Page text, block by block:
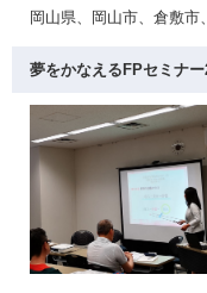
岡山県、岡山市、倉敷
夢をかなえるFPセミナー